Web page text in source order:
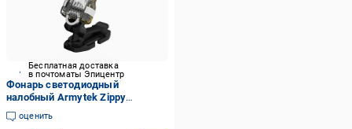
Бесплатная доставка
в почтоматы Эпицентр
Фонарь светодиодный
налобный Armytek Zippy
Extended Set WR Yellow 120Lm
5000K
оценить